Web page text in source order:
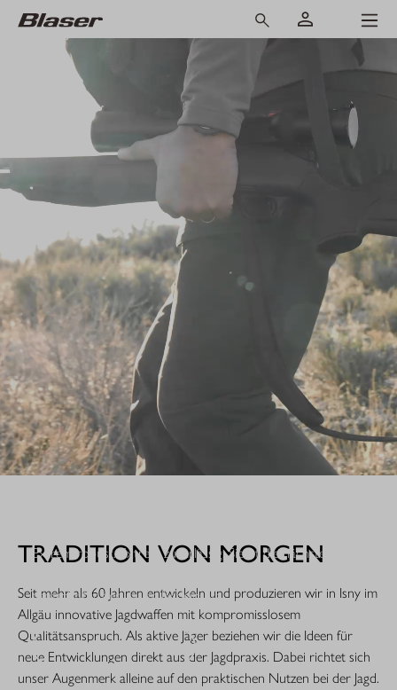
Extrem robust. Extrem zuverlässig: Sie ist die nächste
gemacht für den rauen Jagdeinsatz.
MEHR ERFAHREN
TRADITION VON MORGEN
Seit mehr als 60 Jahren entwickeln und produzieren wir in Isny im
Allgäu innovative Jagdwaffen mit kompromisslosem
Qualitätsanspruch. Als aktive Jäger beziehen wir die Ideen für
neue Entwicklungen direkt aus der Jagdpraxis. Dabei richtet sich
unser Augenmerk alleine auf den praktischen Nutzen bei der Jagd.